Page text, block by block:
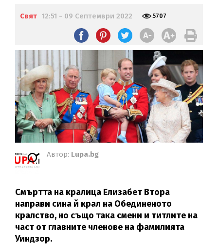
Свят 12:51 - 09 Септември 2022 5707
Автор: Lupa.bg
Смъртта на кралица Елизабет Втора
направи сина й крал на Обединеното
кралство, но също така смени и титлите на
част от главните членове на фамилията
Уиндзор.